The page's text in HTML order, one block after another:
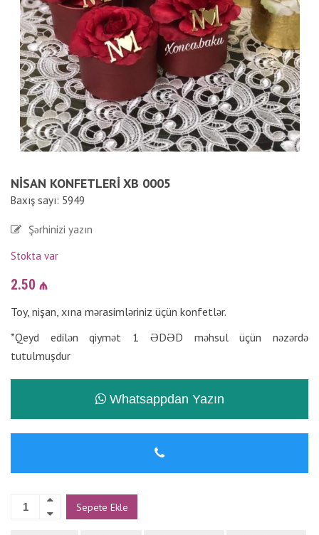
NISAN KONFETLERI XB 0005
Baxış sayı: 5949
Şərhinizi yazın
Stokta var
2.50 ₼
Toy, nişan, xına mərasimləriniz üçün konfetlər.
*Qeyd edilən qiymət 1 ƏDƏD məhsul üçün nəzərdə
tutulmuşdur
Whatsappdan Yazın
Sepete Ekle